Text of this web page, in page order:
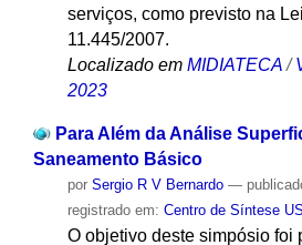
serviços, como previsto na
11.445/2007.
Localizado em MIDIATECA /
2023
Para Além da Análise
Saneamento Básico
por Sergio R V Bernardo —
registrado em: Centro de Síntese
O objetivo deste simpósio foi